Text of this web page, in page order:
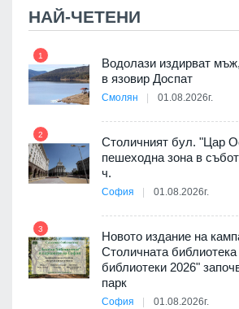
НАЙ-ЧЕТЕНИ
1
Водолази издирват
в язовир Доспат
Смолян 01.08.2026г.
2
Столичният бул. "Цар
пешеходна зона в
ч.
София 01.08.2026г.
3
Новото издание на
Столичната
библиотеки 2026"
парк
София 01.08.2026г.